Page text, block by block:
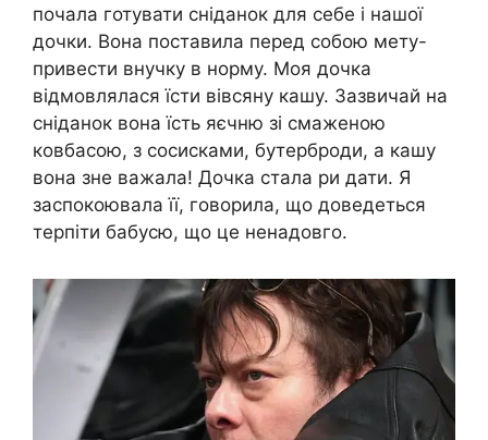
почала готувати сніданок для себе і нашої
дочки. Вона поставила перед собою мету-
привести внучку в норму. Моя дочка
відмовлялася їсти вівсяну кашу. Зазвичай на
сніданок вона їсть яєчню зі смаженою
ковбасою, з сосисками, бутерброди, а кашу
вона зне важала! Дочка стала ри дати. Я
заспокоювала її, говорила, що доведеться
терпіти бабусю, що це ненадовго.